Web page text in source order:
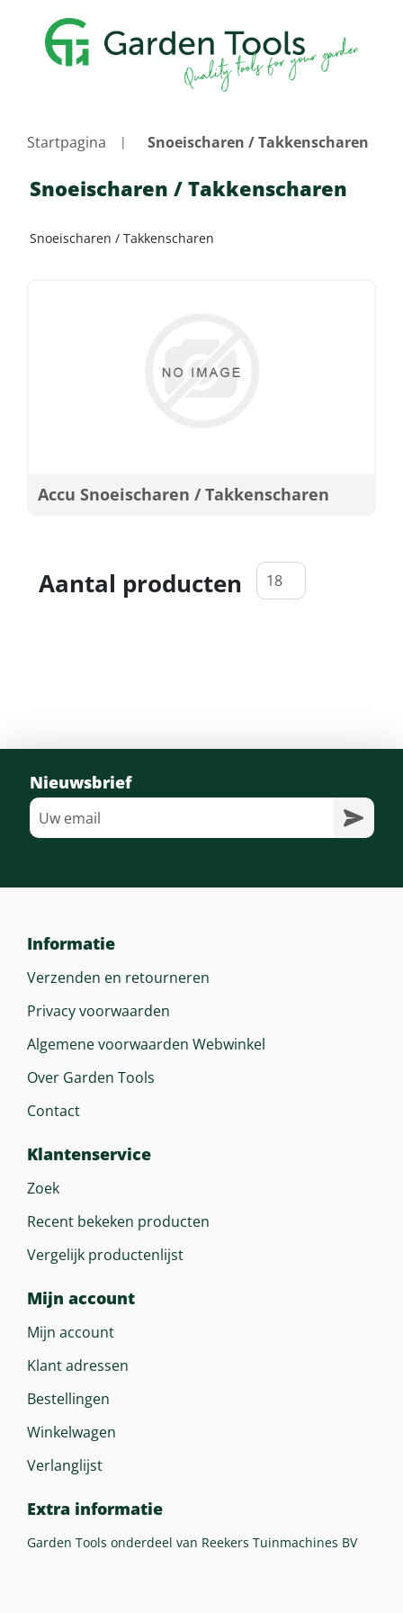
Startpagina Snoeischaren / Takkenscharen
Snoeischaren / Takkenscharen
Snoeischaren / Takkenscharen
Accu Snoeischaren / Takkenscharen
Aantal producten
Nieuwsbrief
Informatie
Verzenden en retourneren
Privacy voorwaarden
Algemene voorwaarden Webwinkel
Over Garden Tools
Contact
Klantenservice
Zoek
Recent bekeken producten
Vergelijk productenlijst
Mijn account
Mijn account
Klant adressen
Bestellingen
Winkelwagen
Verlanglijst
Extra informatie
Garden Tools onderdeel van Reekers Tuinmachines BV